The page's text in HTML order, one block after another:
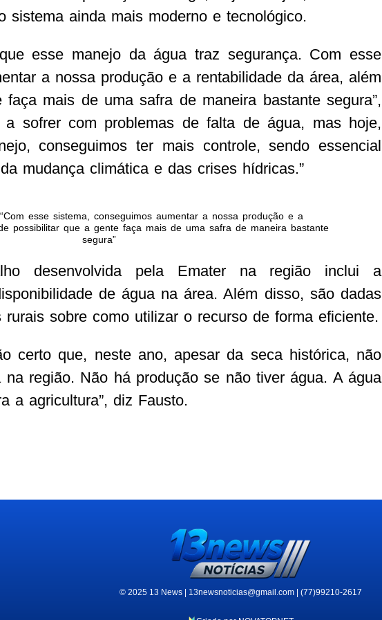
sistema ainda mais moderno e tecnológico.
esse manejo da água traz segurança. Com esse
a nossa produção e a rentabilidade da área, além
mais de uma safra de maneira bastante segura”,
a sofrer com problemas de falta de água, mas hoje,
conseguimos ter mais controle, sendo essencial
mudança climática e das crises hídricas.”
esse sistema, conseguimos aumentar a nossa produção e a
possibilitar que a gente faça mais de uma safra de maneira bastante
segura”
desenvolvida pela Emater na região inclui a
de água na área. Além disso, são dadas
rurais sobre como utilizar o recurso de forma eficiente.
certo que, neste ano, apesar da seca histórica, não
região. Não há produção se não tiver água. A água
a agricultura”, diz Fausto.
© 2025 13 News | 13newsnoticias@gmail.com | (77)99210-2617